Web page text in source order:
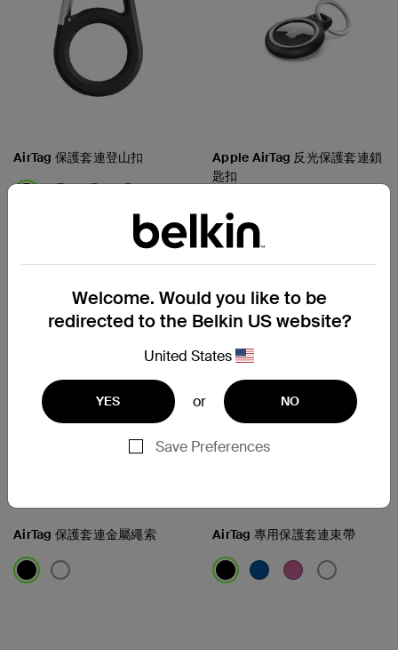
AirTag 保護套連登山扣
Price:
Apple AirTag 反光保護套連鎖
匙扣
Price:
AirTag 保護套連金屬繩索 AirTag 專用保護套連束帶
Welcome. Would you like to be
redirected to the Belkin US website?
United States
YES or NO
Save Preferences